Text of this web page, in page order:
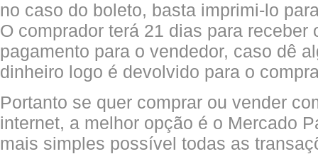
no caso do boleto, basta imprimi-lo
O comprador terá 21 dias para receber
pagamento para o vendedor, caso dê
dinheiro logo é devolvido para o
Portanto se quer comprar ou vender
internet, a melhor opção é o Mercado
mais simples possível todas as